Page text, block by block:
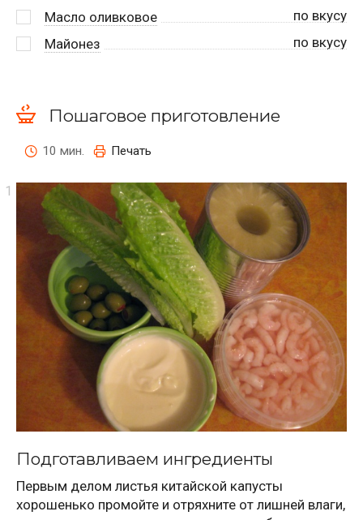
Масло оливковое
по вкусу
Майонез
по вкусу
Пошаговое приготовление
10 мин. Печать
Подготавливаем ингредиенты
Первым делом листья китайской капусты
хорошенько промойте и отряхните от лишней влаги,